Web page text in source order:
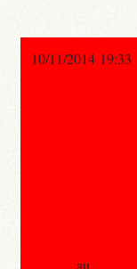
10/11/2014 19:33
au